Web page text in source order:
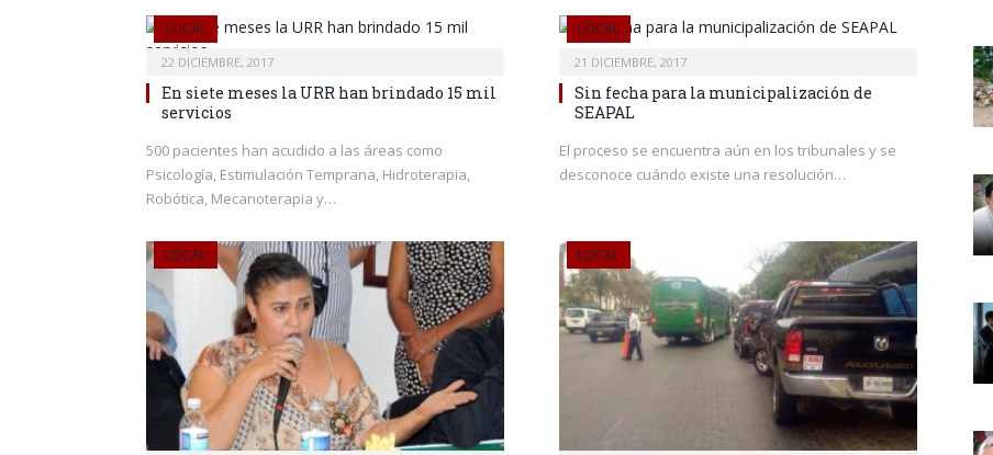
LOCAL
22 DICIEMBRE, 2017
En siete meses la URR han brindado 15 mil
servicios
500 pacientes han acudido a las áreas como
Psicología, Estimulación Temprana, Hidroterapia,
Robótica, Mecanoterapia y…
LOCAL
21 DICIEMBRE, 2017
Sin fecha para la municipalización de
SEAPAL
El proceso se encuentra aún en los tribunales y se
desconoce cuándo existe una resolución…
LOCAL LOCAL